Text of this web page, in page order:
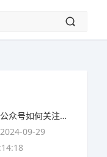
qq公众号如何关注公众号 qq关注的公众号在哪
2024-09-29